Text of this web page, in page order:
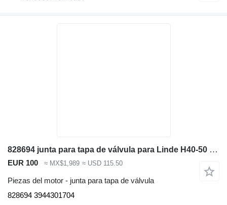
828694 junta para tapa de válvula para Linde H40-50 Series 394 carretilla diésel
EUR 100 ≈ MX$1,989 ≈ USD 115.50
Piezas del motor - junta para tapa de válvula
828694 3944301704